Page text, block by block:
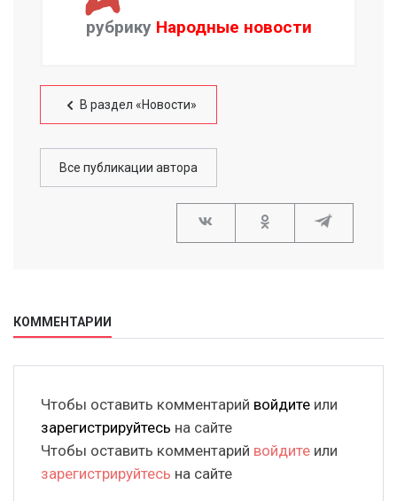
рубрику Народные новости
В раздел «Новости»
Все публикации автора
КОММЕНТАРИИ
Чтобы оставить комментарий войдите или
зарегистрируйтесь на сайте
Чтобы оставить комментарий войдите или
зарегистрируйтесь на сайте